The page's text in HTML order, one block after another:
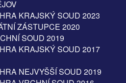
KRAJSKÝ SOUD 2023
ZÁSTUPCE 2020
SOUD 2019
KRAJSKÝ SOUD 2017
NEJVYŠŠÍ SOUD 2019